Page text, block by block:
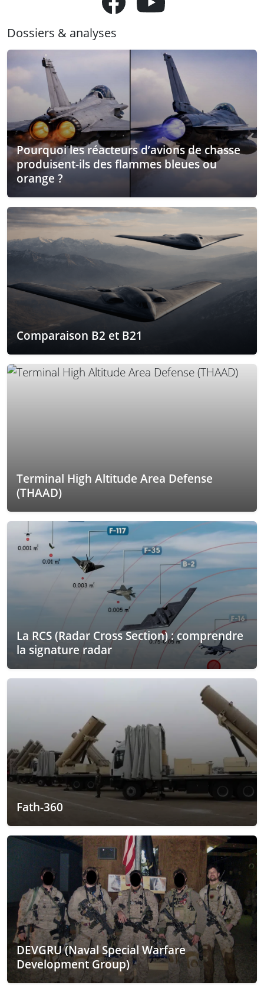
Dossiers & analyses
Pourquoi les réacteurs d’avions de chasse
produisent-ils des flammes bleues ou
orange ?
Comparaison B2 et B21
Terminal High Altitude Area Defense
(THAAD)
La RCS (Radar Cross Section) : comprendre
la signature radar
Fath-360
DEVGRU (Naval Special Warfare
Development Group)